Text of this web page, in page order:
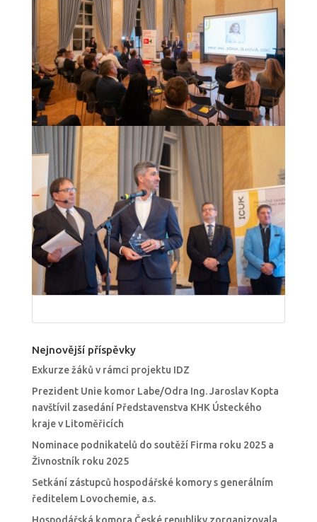
Nejnovější příspěvky
Exkurze žáků v rámci projektu IDZ
Prezident Unie komor Labe/Odra Ing. Jaroslav Kopta
navštívil zasedání Představenstva KHK Ústeckého
kraje v Litoměřicích
Nominace podnikatelů do soutěží Firma roku 2025 a
Živnostník roku 2025
Setkání zástupců hospodářské komory s generálním
ředitelem Lovochemie, a.s.
Hospodářská komora České republiky zorganizovala